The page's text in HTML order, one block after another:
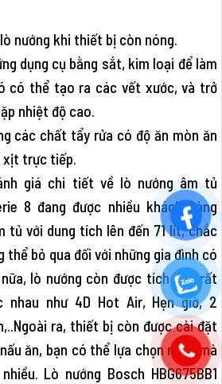
nướng khi thiết bị còn nóng.
dụng cụ bằng sắt, kim loại để làm
có thể tạo ra các vết xước, và trở
nhiệt độ cao.
các chất tẩy rửa có độ ăn mòn ăn
xịt trực tiếp.
giá chi tiết về lò nướng âm tủ
8 đang được nhiều khách hàng
tủ với dung tích lên đến 71 lít, chắc
thể bỏ qua đối với những gia đình có
lò nướng còn được tích hợp rất
nhau như 4D Hot Air, Hẹn giờ, 2
ra, thiết bị còn được cài đặt
ăn, bạn có thể lựa chọn ngay mà
Lò nướng Bosch HBG675BB1